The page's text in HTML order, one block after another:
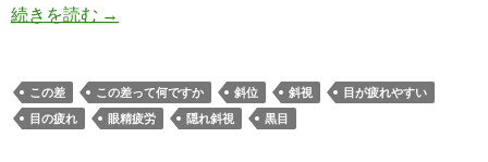
続きを読む 【#この差って何ですか】医師が教える！無料
→
この差 この差って何ですか 斜位 斜視
目が疲れやすい
目の疲れ
眼精疲労 隠れ斜視 黒目